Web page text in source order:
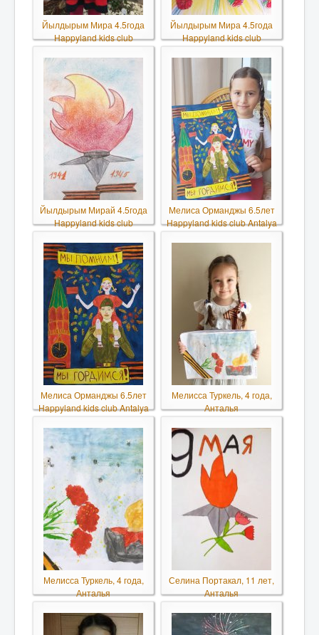
Йылдырым Мира 4.5года
Happyland kids club
Йылдырым Мира 4.5года
Happyland kids club
Йылдырым Мирай 4.5года
Happyland kids club
Мелиса Орманджы 6.5лет
Happyland kids club Antalya
Мелиса Орманджы 6.5лет
Happyland kids club Antalya
Мелисса Туркель, 4 года,
Анталья
Мелисса Туркель, 4 года,
Анталья
Селина Портакал, 11 лет,
Анталья